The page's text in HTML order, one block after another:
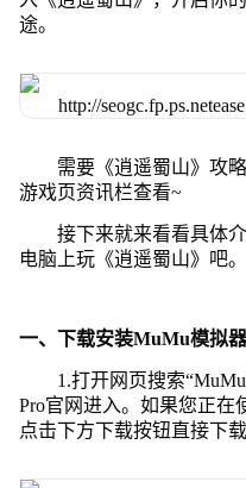
途。
需要《逍遥蜀山》攻
游戏页资讯栏查看~
接下来就来看看具体
电脑上玩《逍遥蜀山》吧。
一、下载安装MuMu模拟
1.打开网页搜索
Pro官网进入。如果您正在
点击下方下载按钮直接下